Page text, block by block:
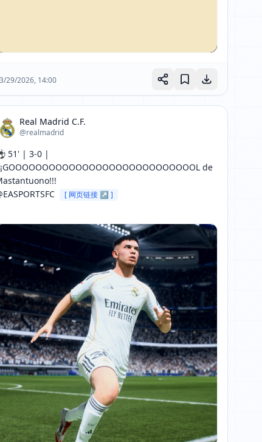
29/2026, 14:00
Real Madrid C.F.
@realmadrid
51' | 3-0 |
de
[ 网页链接 ↗ ]